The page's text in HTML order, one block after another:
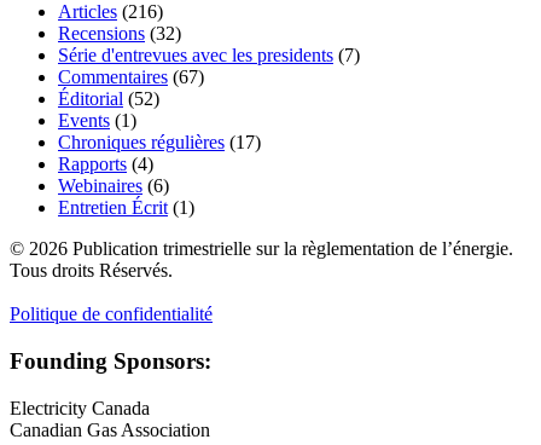
Articles (216)
Recensions (32)
Série d'entrevues avec les presidents (7)
Commentaires (67)
Éditorial (52)
Events (1)
Chroniques régulières (17)
Rapports (4)
Webinaires (6)
Entretien Écrit (1)
© 2026 Publication trimestrielle sur la règlementation de l’énergie.
Tous droits Réservés.
Politique de confidentialité
Founding Sponsors:
Electricity Canada
Canadian Gas Association